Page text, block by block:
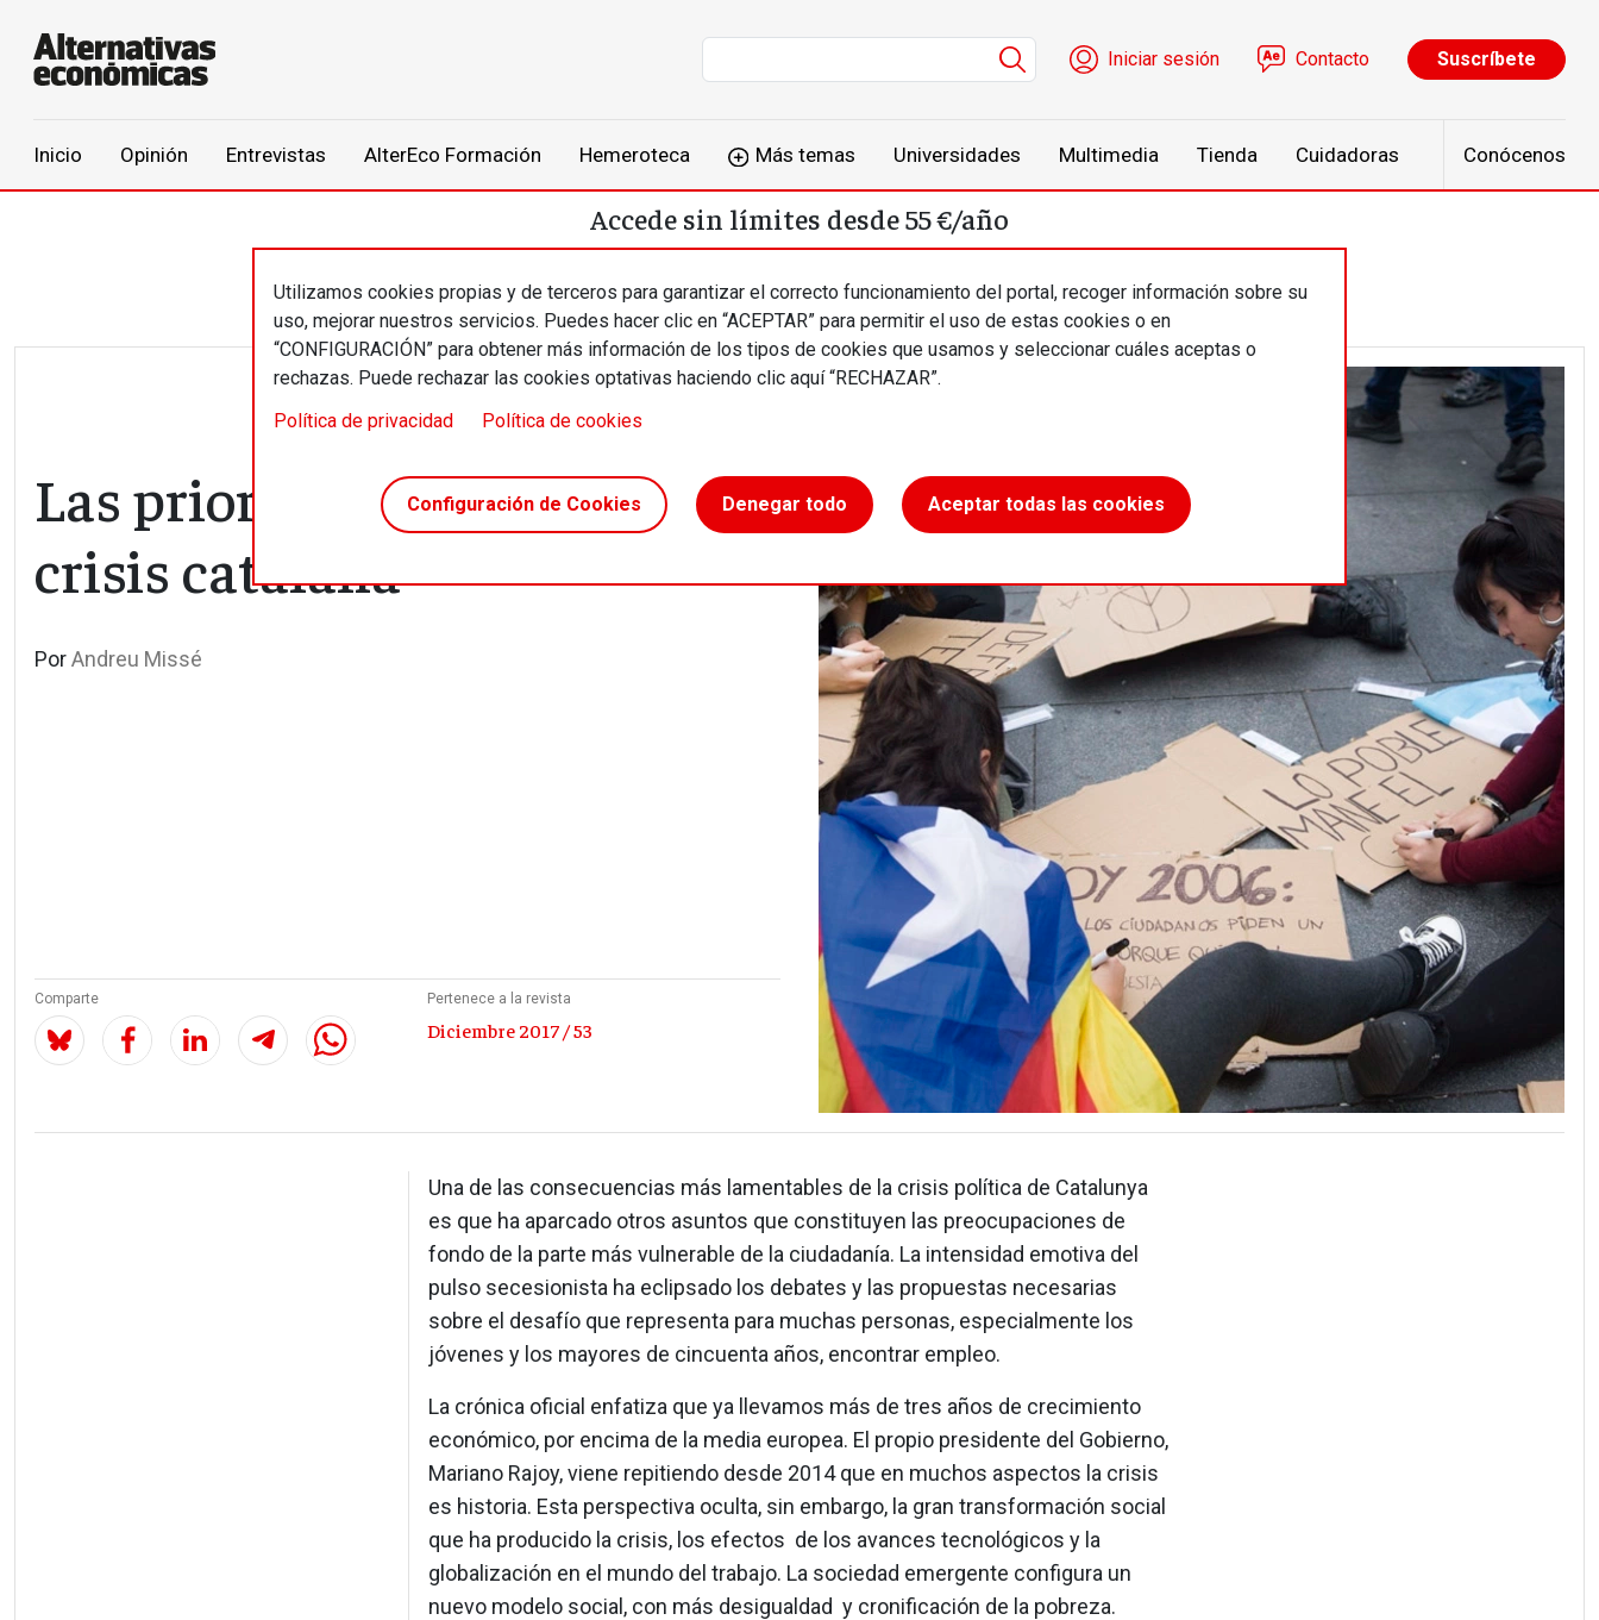
Menú de cuenta de usuario
Iniciar sesión Contacto Suscríbete
Inicio Opinión Entrevistas AlterEco Formación Hemeroteca Más temas Universidades Multimedia Tienda Cuidadoras Conócenos
Utilizamos cookies propias y de terceros para garantizar el correcto funcionamiento del portal, recoger información sobre su
uso, mejorar nuestros servicios. Puedes hacer clic en “ACEPTAR” para permitir el uso de estas cookies o en
“CONFIGURACIÓN” para obtener más información de los tipos de cookies que usamos y seleccionar cuáles aceptas o
rechazas. Puede rechazar las cookies optativas haciendo clic aquí “RECHAZAR”.
Política de privacidad
Política de cookies
Configuración de Cookies Denegar todo Aceptar todas las cookies
Accede sin límites desde 55 €/año
Las prioridades que oculta la
crisis catalana
PorAndreu Missé
Comparte Pertenece a la revista
Diciembre 2017 / 53
Una de las consecuencias más lamentables de la crisis política de Catalunya
es que ha aparcado otros asuntos que constituyen las preocupaciones de
fondo de la parte más vulnerable de la ciudadanía. La intensidad emotiva del
pulso secesionista ha eclipsado los debates y las propuestas necesarias
sobre el desafío que representa para muchas personas, especialmente los
jóvenes y los mayores de cincuenta años, encontrar empleo.
La crónica oficial enfatiza que ya llevamos más de tres años de crecimiento
económico, por encima de la media europea. El propio presidente del Gobierno,
Mariano Rajoy, viene repitiendo desde 2014 que en muchos aspectos la crisis
es historia. Esta perspectiva oculta, sin embargo, la gran transformación social
que ha producido la crisis, los efectos de los avances tecnológicos y la
globalización en el mundo del trabajo. La sociedad emergente configura un
nuevo modelo social, con más desigualdad y cronificación de la pobreza.